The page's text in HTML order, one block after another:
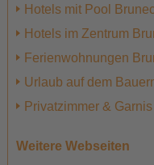
Hotels mit Pool
Hotels im Zentrum
Ferienwohnungen
Urlaub auf dem
Privatzimmer &
Weitere Webseiten